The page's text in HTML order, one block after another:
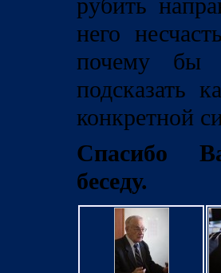
рубить
него
почему бы
подсказать
конкретной
Спасибо
беседу.